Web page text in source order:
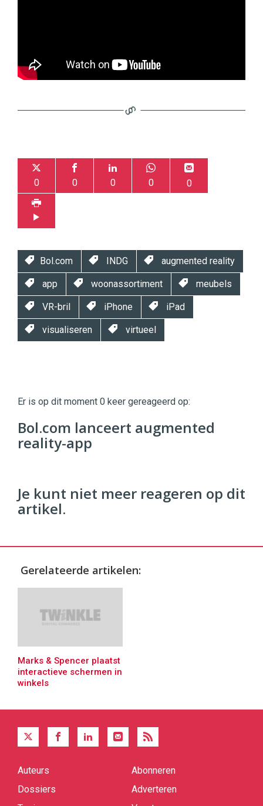
0 0 0 0 0
Bol.com INDG augmented reality
app woonassortiment meubels
VR-bril iPhone iPad
visualiseren virtueel
|
Digital
Commerce
https://twinklemagazine.nl
9654
Er is op dit moment 0 keer gereageerd op:
Bol.com lanceert augmented
reality-app
Je kunt niet meer reageren op dit
artikel.
Gerelateerde artikelen:
Marks & Spencer plaatst
interactieve schermen in
winkels
Quick
Auteurs
Dossiers
Abonneren
Adverteren